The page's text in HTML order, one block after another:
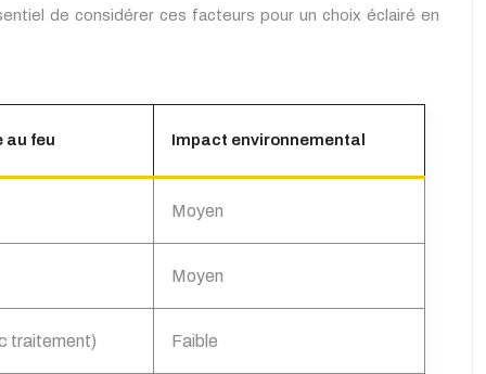
de considérer ces facteurs pour un choix éclairé en
au feu Impact environnemental
Moyen
Moyen
traitement) Faible